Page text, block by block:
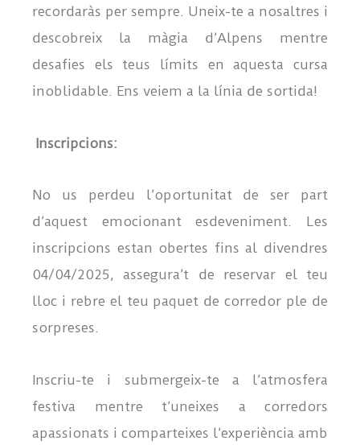
recordaràs per sempre. Uneix-te a nosaltres i
descobreix la màgia d’Alpens mentre
desafies els teus límits en aquesta cursa
inoblidable. Ens veiem a la línia de sortida!
Inscripcions:
No us perdeu l’oportunitat de ser part
d’aquest emocionant esdeveniment. Les
inscripcions estan obertes fins al divendres
04/04/2025, assegura’t de reservar el teu
lloc i rebre el teu paquet de corredor ple de
sorpreses.
Inscriu-te i submergeix-te a l’atmosfera
festiva mentre t’uneixes a corredors
apassionats i comparteixes l’experiència amb